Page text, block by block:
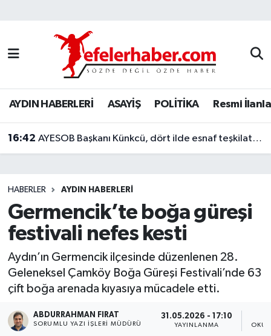
AYDIN HABERLERİ ASAYİŞ POLİTİKA Resmi
16:42 AYESOB Başkanı Künkcü, dört ilde esnaf teşkilatlarıyla buluştu
HABERLER AYDIN HABERLERİ
Germencik’te boğa güreşi
festivali nefes kesti
Aydın’ın Germencik ilçesinde düzenlenen 28.
Geleneksel Çamköy Boğa Güreşi Festivali’nde 63
çift boğa arenada kıyasıya mücadele etti.
ABDURRAHMAN FIRAT
SORUMLU YAZI İŞLERI MÜDÜRÜ
31.05.2026 - 17:10
YAYINLANMA
Nöbetçi Eczaneler
Hava Durumu
Aydin Namaz Vakitleri
Trafik Durumu
Son Dakika Haberleri
Haber Arşivi